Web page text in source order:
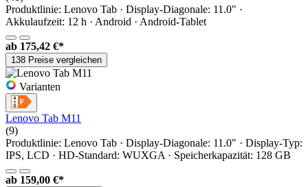
Produktlinie: Lenovo Tab · Display-Diagonale: 11.0" ·
Akkulaufzeit: 12 h · Android · Android-Tablet
ab 175,42 €*
138 Preise vergleichen
Varianten
Lenovo Tab M11
(9)
Produktlinie: Lenovo Tab · Display-Diagonale: 11.0" · Display-Typ:
IPS, LCD · HD-Standard: WUXGA · Speicherkapazität: 128 GB
ab 159,00 €*